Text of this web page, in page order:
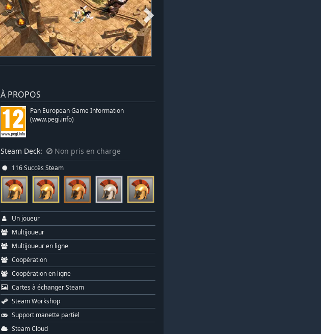
À PROPOS
Pan European Game Information
(www.pegi.info)
Steam Deck: Non pris en charge
116 Succès Steam
Un joueur
Multijoueur
Multijoueur en ligne
Coopération
Coopération en ligne
Cartes à échanger Steam
Steam Workshop
Support manette partiel
Steam Cloud